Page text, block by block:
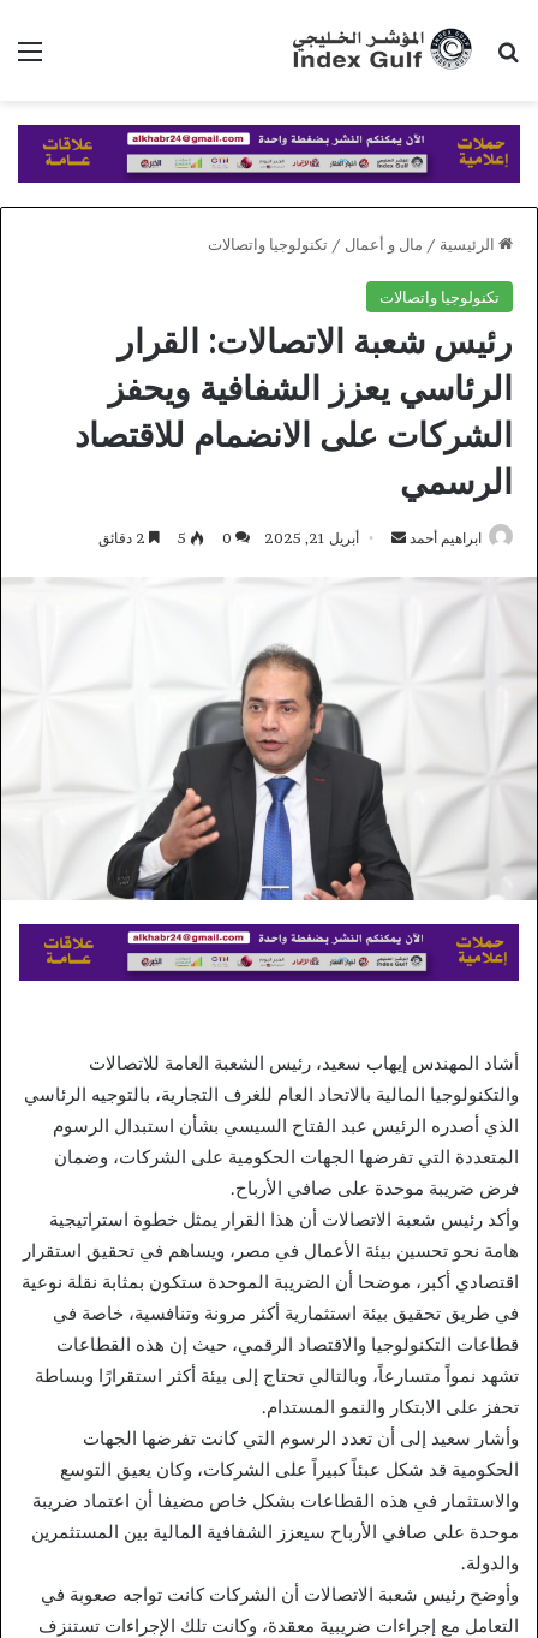
بحث عن
الرئيسية / مال و أعمال / تكنولوجيا واتصالات
تكنولوجيا واتصالات
رئيس شعبة الاتصالات: القرار
الرئاسي يعزز الشفافية ويحفز
الشركات على الانضمام للاقتصاد
الرسمي
ابراهيم أحمد
أرسل أبريل 21, 2025 0
5
أشاد المهندس إيهاب سعيد، رئيس الشعبة العامة للاتصالات
والتكنولوجيا المالية بالاتحاد العام للغرف التجارية، بالتوجيه الرئاسي
الذي أصدره الرئيس عبد الفتاح السيسي بشأن استبدال الرسوم
المتعددة التي تفرضها الجهات الحكومية على الشركات، وضمان
فرض ضريبة موحدة على صافي الأرباح.
وأكد رئيس شعبة الاتصالات أن هذا القرار يمثل خطوة استراتيجية
هامة نحو تحسين بيئة الأعمال في مصر، ويساهم في تحقيق استقرار
اقتصادي أكبر، موضحا أن الضريبة الموحدة ستكون بمثابة نقلة نوعية
في طريق تحقيق بيئة استثمارية أكثر مرونة وتنافسية، خاصة في
قطاعات التكنولوجيا والاقتصاد الرقمي، حيث إن هذه القطاعات
تشهد نمواً متسارعاً، وبالتالي تحتاج إلى بيئة أكثر استقرارًا وبساطة
تحفز على الابتكار والنمو المستدام.
وأشار سعيد إلى أن تعدد الرسوم التي كانت تفرضها الجهات
الحكومية قد شكل عبئاً كبيراً على الشركات، وكان يعيق التوسع
والاستثمار في هذه القطاعات بشكل خاص مضيفا أن اعتماد ضريبة
موحدة على صافي الأرباح سيعزز الشفافية المالية بين المستثمرين
والدولة.
وأوضح رئيس شعبة الاتصالات أن الشركات كانت تواجه صعوبة في
التعامل مع إجراءات ضريبية معقدة، وكانت تلك الإجراءات تستنزف